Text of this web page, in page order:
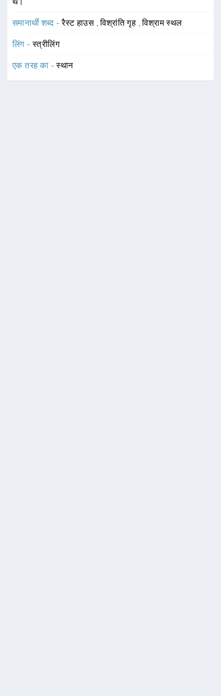
समानार्थी शब्द -रैस्ट हाउस ,विश्रांति गृह ,विश्राम स्थल
लिंग -स्त्रीलिंग
एक तरह का -स्थान